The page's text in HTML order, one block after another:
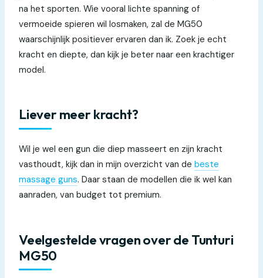
na het sporten. Wie vooral lichte spanning of
vermoeide spieren wil losmaken, zal de MG50
waarschijnlijk positiever ervaren dan ik. Zoek je echt
kracht en diepte, dan kijk je beter naar een krachtiger
model.
Liever meer kracht?
Wil je wel een gun die diep masseert en zijn kracht
vasthoudt, kijk dan in mijn overzicht van de beste
massage guns. Daar staan de modellen die ik wel kan
aanraden, van budget tot premium.
Veelgestelde vragen over de Tunturi
MG50